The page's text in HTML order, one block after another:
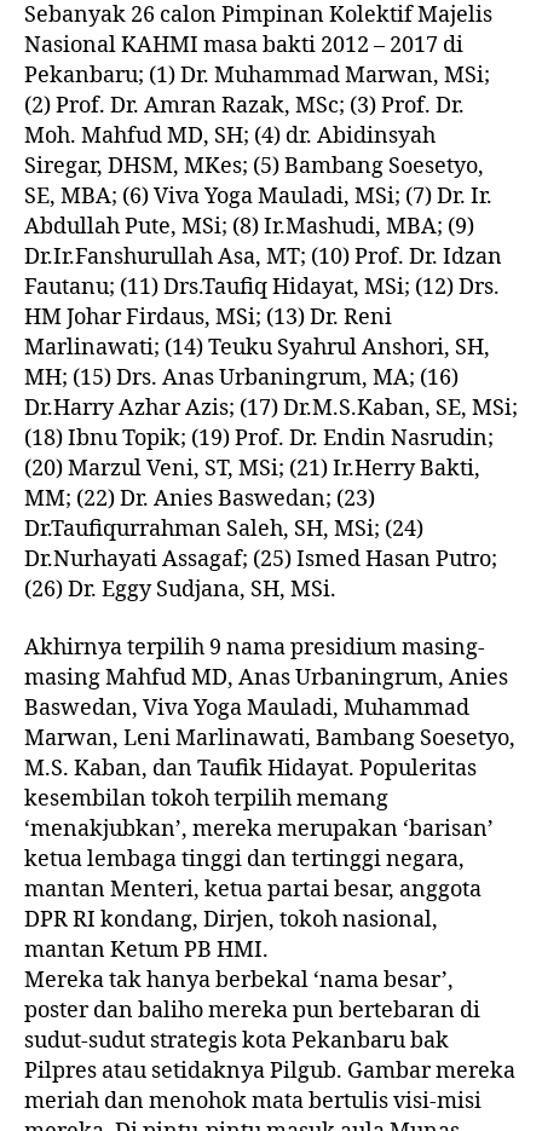
Sebanyak 26 calon Pimpinan Kolektif Majelis
Nasional KAHMI masa bakti 2012 – 2017 di
Pekanbaru; (1) Dr. Muhammad Marwan, MSi;
(2) Prof. Dr. Amran Razak, MSc; (3) Prof. Dr.
Moh. Mahfud MD, SH; (4) dr. Abidinsyah
Siregar, DHSM, MKes; (5) Bambang Soesetyo,
SE, MBA; (6) Viva Yoga Mauladi, MSi; (7) Dr. Ir.
Abdullah Pute, MSi; (8) Ir.Mashudi, MBA; (9)
Dr.Ir.Fanshurullah Asa, MT; (10) Prof. Dr. Idzan
Fautanu; (11) Drs.Taufiq Hidayat, MSi; (12) Drs.
HM Johar Firdaus, MSi; (13) Dr. Reni
Marlinawati; (14) Teuku Syahrul Anshori, SH,
MH; (15) Drs. Anas Urbaningrum, MA; (16)
Dr.Harry Azhar Azis; (17) Dr.M.S.Kaban, SE, MSi;
(18) Ibnu Topik; (19) Prof. Dr. Endin Nasrudin;
(20) Marzul Veni, ST, MSi; (21) Ir.Herry Bakti,
MM; (22) Dr. Anies Baswedan; (23)
Dr.Taufiqurrahman Saleh, SH, MSi; (24)
Dr.Nurhayati Assagaf; (25) Ismed Hasan Putro;
(26) Dr. Eggy Sudjana, SH, MSi.
Akhirnya terpilih 9 nama presidium masing-
masing Mahfud MD, Anas Urbaningrum, Anies
Baswedan, Viva Yoga Mauladi, Muhammad
Marwan, Leni Marlinawati, Bambang Soesetyo,
M.S. Kaban, dan Taufik Hidayat. Populeritas
kesembilan tokoh terpilih memang
‘menakjubkan’, mereka merupakan ‘barisan’
ketua lembaga tinggi dan tertinggi negara,
mantan Menteri, ketua partai besar, anggota
DPR RI kondang, Dirjen, tokoh nasional,
mantan Ketum PB HMI.
Mereka tak hanya berbekal ‘nama besar’,
poster dan baliho mereka pun bertebaran di
sudut-sudut strategis kota Pekanbaru bak
Pilpres atau setidaknya Pilgub. Gambar mereka
meriah dan menohok mata bertulis visi-misi